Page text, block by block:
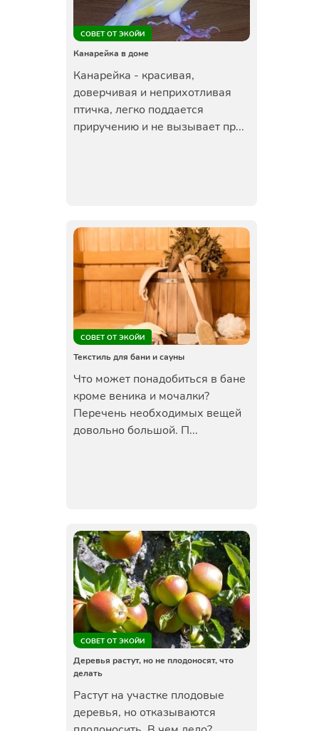
СОВЕТ ОТ ЭКОЙИ
Канарейка в доме
Канарейка - красивая,
доверчивая и неприхотливая
птичка, легко поддается
приручению и не вызывает пр...
СОВЕТ ОТ ЭКОЙИ
Текстиль для бани и сауны
Что может понадобиться в бане
кроме веника и мочалки?
Перечень необходимых вещей
довольно большой. П...
СОВЕТ ОТ ЭКОЙИ
Деревья растут, но не плодоносят, что
делать
Растут на участке плодовые
деревья, но отказываются